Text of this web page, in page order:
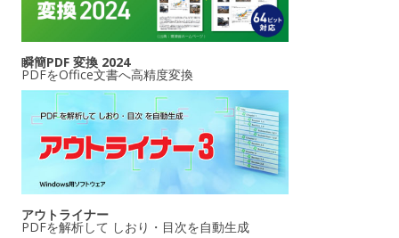
瞬簡PDF 変換 2024
PDFをOffice文書へ高精度変換
アウトライナー
PDFを解析して しおり・目次を自動生成